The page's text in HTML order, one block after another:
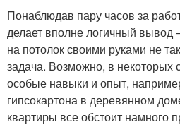
Понаблюдав пару часов за
делает вполне логичный вывод
на потолок своими руками не
задача. Возможно, в некоторых
особые навыки и опыт,
гипсокартона в деревянном
квартиры все обстоит намного